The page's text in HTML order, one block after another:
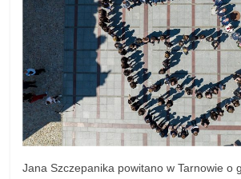
Jana Szczepanika powitano w Tarnowie o